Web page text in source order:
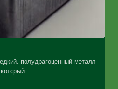
полудрагоценный металл